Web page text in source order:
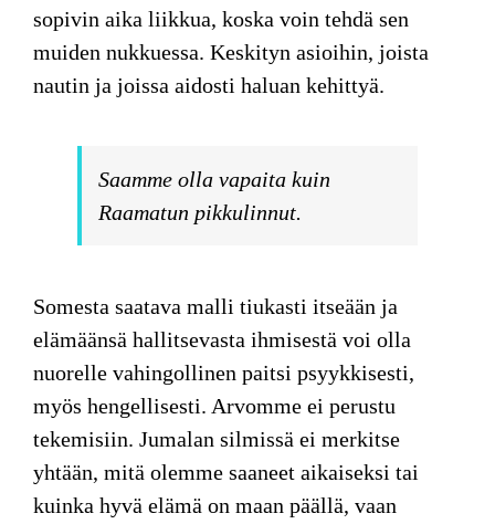
sopivin aika liikkua, koska voin tehdä sen
muiden nukkuessa. Keskityn asioihin, joista
nautin ja joissa aidosti haluan kehittyä.
Saamme olla vapaita kuin
Raamatun pikkulinnut.
Somesta saatava malli tiukasti itseään ja
elämäänsä hallitsevasta ihmisestä voi olla
nuorelle vahingollinen paitsi psyykkisesti,
myös hengellisesti. Arvomme ei perustu
tekemisiin. Jumalan silmissä ei merkitse
yhtään, mitä olemme saaneet aikaiseksi tai
kuinka hyvä elämä on maan päällä, vaan